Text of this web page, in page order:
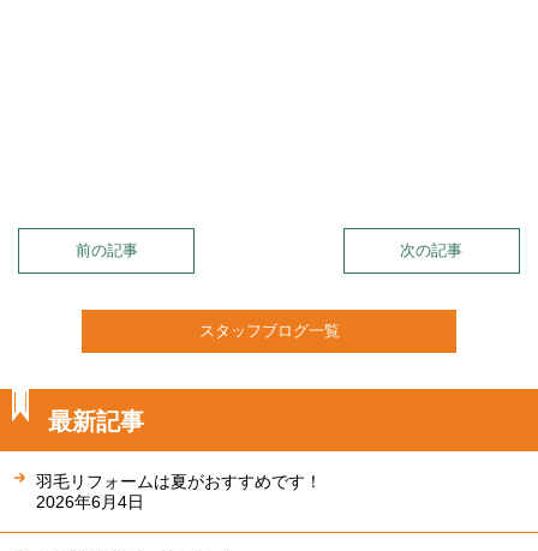
次の記事
前の記事
スタッフブログ一覧
最新記事
羽毛リフォームは夏がおすすめです！
2026年6月4日